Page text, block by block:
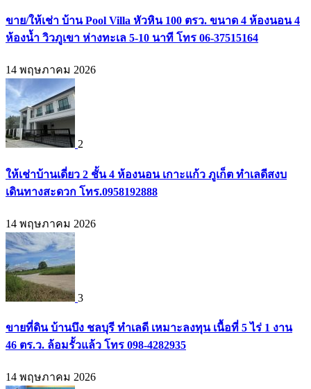
ขาย/ให้เช่า บ้าน Pool Villa หัวหิน 100 ตรว. ขนาด 4 ห้องนอน 4
ห้องน้ำ วิวภูเขา ห่างทะเล 5-10 นาที โทร 06-37515164
14 พฤษภาคม 2026
2
ให้เช่าบ้านเดี่ยว 2 ชั้น 4 ห้องนอน เกาะแก้ว ภูเก็ต ทำเลดีสงบ
เดินทางสะดวก โทร.0958192888
14 พฤษภาคม 2026
3
ขายที่ดิน บ้านบึง ชลบุรี ทำเลดี เหมาะลงทุน เนื้อที่ 5 ไร่ 1 งาน
46 ตร.ว. ล้อมรั้วแล้ว โทร 098-4282935
14 พฤษภาคม 2026